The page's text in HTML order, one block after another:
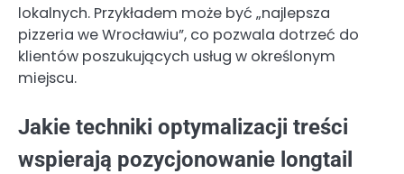
lokalnych. Przykładem może być „najlepsza
pizzeria we Wrocławiu”, co pozwala dotrzeć do
klientów poszukujących usług w określonym
miejscu.
Jakie techniki optymalizacji treści
wspierają pozycjonowanie longtail